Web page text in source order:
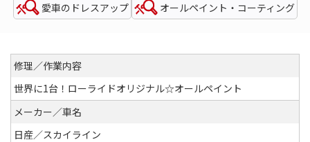
愛車のドレスアップ オールペイント・コーティング
修理／作業内容
世界に1台！ローライドオリジナル☆オールペイント
メーカー／車名
日産／スカイライン